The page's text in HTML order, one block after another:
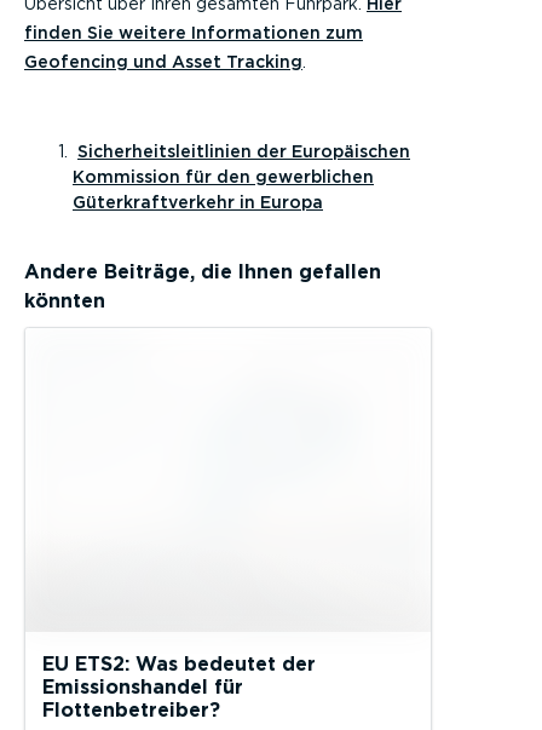
finden Sie weitere Informationen zum
Geofencing und Asset Tracking
Sicherheitsleitlinien der Europäischen
Kommission für den gewerblichen
Güterkraftverkehr in Europa
Andere Beiträge, die Ihnen gefallen
könnten
EU ETS2: Was bedeutet der
Emissionshandel für
Flottenbetreiber?